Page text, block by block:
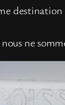
destination
ne